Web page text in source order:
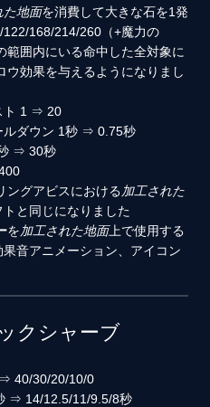
た地面を消費して大きな石を1発
168/214/260（+魔力の
囲内にいる命中した全対象に
効果を与えるようになりまし
1 ⇒ 20
ダウン 1秒 ⇒ 0.75秒
⇒ 30秒
ングアビスにおける加工された
と同じになりました
を加工された地面上で使用する
音アニメーション、アイコン
クシャーブ
⇒ 40/30/20/10/0
⇒ 14/12.5/11/9.5/8秒